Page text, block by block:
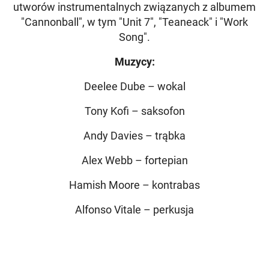
utworów instrumentalnych związanych z albumem
"Cannonball", w tym "Unit 7", "Teaneack" i "Work
Song".
Muzycy:
Deelee Dube – wokal
Tony Kofi – saksofon
Andy Davies – trąbka
Alex Webb – fortepian
Hamish Moore – kontrabas
Alfonso Vitale – perkusja